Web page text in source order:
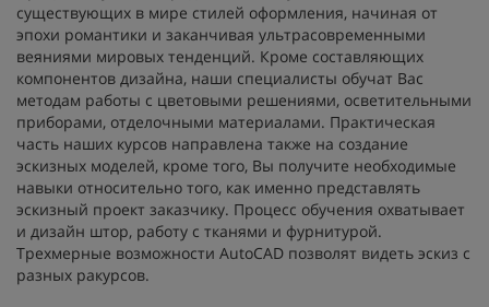
существующих в мире стилей оформления, начиная от
эпохи романтики и заканчивая ультрасовременными
веяниями мировых тенденций. Кроме составляющих
компонентов дизайна, наши специалисты обучат Вас
методам работы с цветовыми решениями, осветительными
приборами, отделочными материалами. Практическая
часть наших курсов направлена также на создание
эскизных моделей, кроме того, Вы получите необходимые
навыки относительно того, как именно представлять
эскизный проект заказчику. Процесс обучения охватывает
и дизайн штор, работу с тканями и фурнитурой.
Трехмерные возможности AutoCAD позволят видеть эскиз с
разных ракурсов.